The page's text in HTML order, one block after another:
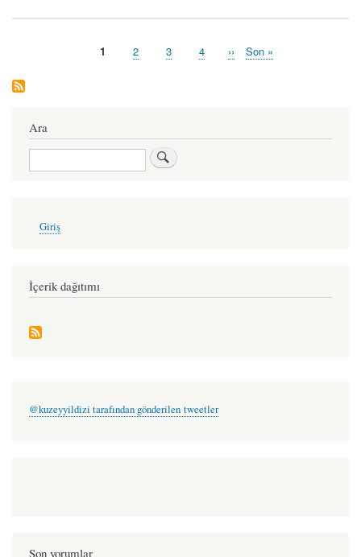
hakkında
Şu
1 Sayfa
2 Sayfa
3 Sayfa
4
Sonraki
››
Last
Son »
Ara
Ara
account
Giriş
İçerik dağıtımı
@kuzeyyildizi tarafından gönderilen tweetler
Son yorumlar